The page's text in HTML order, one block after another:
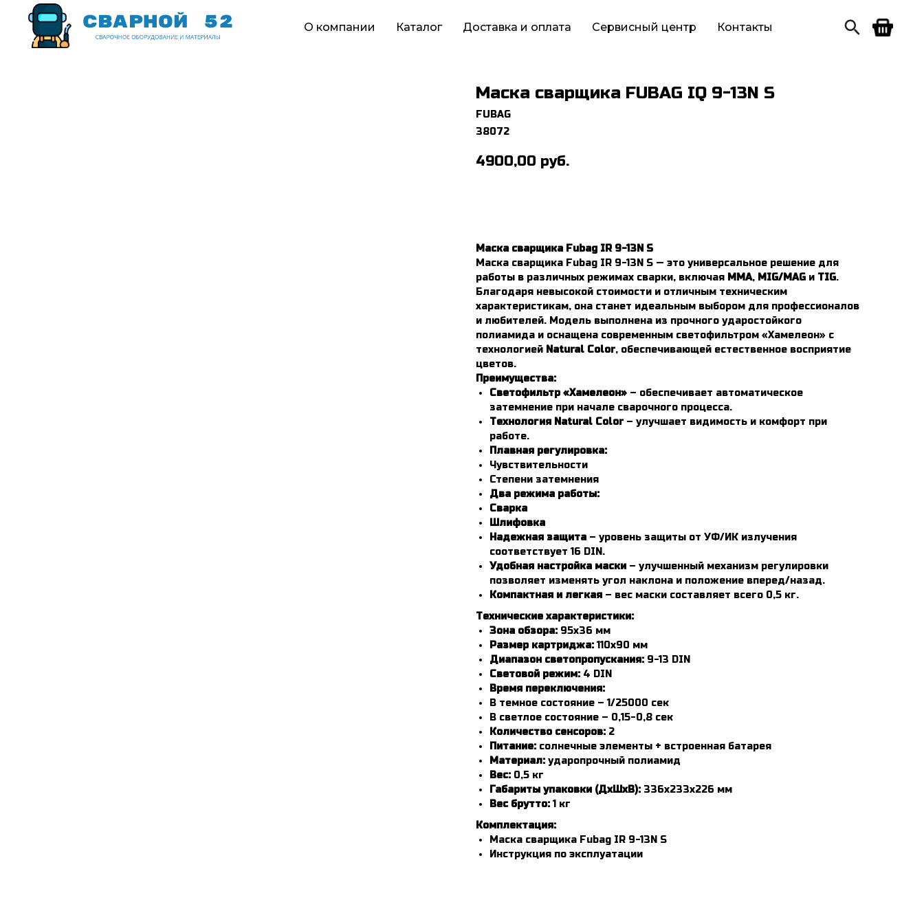
О компании Каталог Доставка и оплата Сервисный центр Контакты
Маска сварщика FUBAG IQ 9-13N S
FUBAG
38072
4900,00 руб.
Маска сварщика Fubag IR 9-13N S
Маска сварщика Fubag IR 9-13N S — это универсальное решение для
работы в различных режимах сварки, включая MMA, MIG/MAG и TIG.
Благодаря невысокой стоимости и отличным техническим
характеристикам, она станет идеальным выбором для профессионалов
и любителей. Модель выполнена из прочного ударостойкого
полиамида и оснащена современным светофильтром «Хамелеон» с
технологией Natural Color, обеспечивающей естественное восприятие
цветов.
Преимущества:
Светофильтр «Хамелеон» – обеспечивает автоматическое
затемнение при начале сварочного процесса.
Технология Natural Color – улучшает видимость и комфорт при
работе.
Плавная регулировка:
Чувствительности
Степени затемнения
Два режима работы:
Сварка
Шлифовка
Надежная защита – уровень защиты от УФ/ИК излучения
соответствует 16 DIN.
Удобная настройка маски – улучшенный механизм регулировки
позволяет изменять угол наклона и положение вперед/назад.
Компактная и легкая – вес маски составляет всего 0,5 кг.
Технические характеристики:
Зона обзора: 95х36 мм
Размер картриджа:110х90 мм
Диапазон светопропускания: 9-13 DIN
Световой режим: 4 DIN
Время переключения:
В темное состояние – 1/25000 сек
В светлое состояние – 0,15-0,8 сек
Количество сенсоров: 2
Питание: солнечные элементы + встроенная батарея
Материал: ударопрочный полиамид
Вес: 0,5 кг
Габариты упаковки (ДхШхВ): 336х233х226 мм
Вес брутто:1 кг
Комплектация:
Маска сварщика Fubag IR 9-13N S
Инструкция по эксплуатации